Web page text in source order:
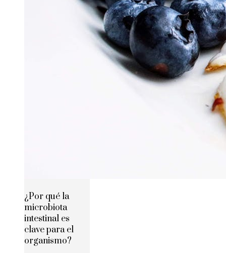
¿Por qué la
microbiota
intestinal es
clave para el
organismo?